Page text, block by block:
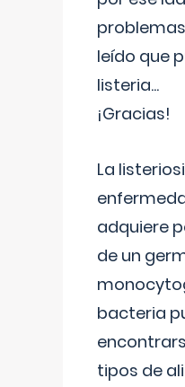
leído que
listeria...
¡Gracias!
La
adquiere
de un
bacteria
tipos de